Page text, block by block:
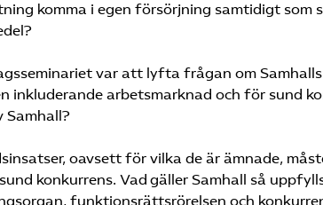
komma i egen försörjning samtidigt
var att lyfta frågan om
inkluderande arbetsmarknad och för sund
Samhall?
oavsett för vilka de är ämnade,
konkurrens. Vad gäller Samhall så
funktionsrättsrörelsen och